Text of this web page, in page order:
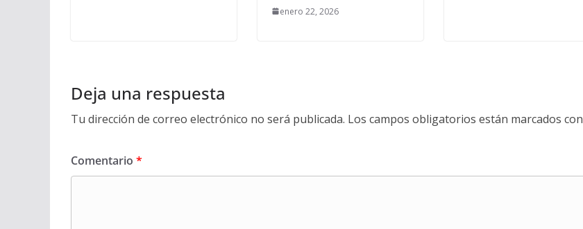
enero 22, 2026
Deja una respuesta
Tu dirección de correo electrónico no será publicada. Los campos obligatorios están marcados con
Comentario *